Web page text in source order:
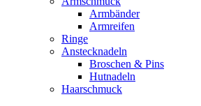
Armbänder
Armreifen
Ringe
Anstecknadeln
Broschen & Pins
Hutnadeln
Haarschmuck